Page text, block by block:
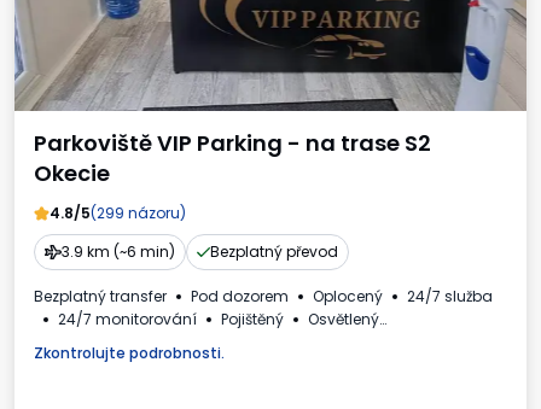
Parkoviště VIP Parking - na trase S2
Okecie
4.8/5(299 názoru)
3.9 km (~6 min)
Bezplatný převod
Bezplatný transfer Pod dozorem Oplocený
24/7 služba
24/7 monitorování
Pojištěný
Osvětlený
Zkontrolujte podrobnosti.